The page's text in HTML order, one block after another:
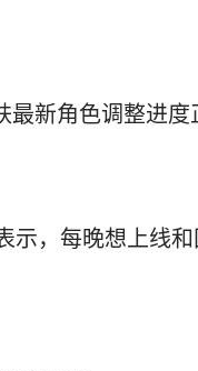
新角色调整进
示，每晚想上线